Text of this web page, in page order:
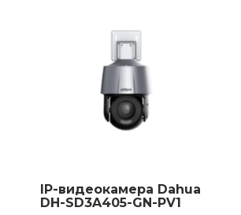
IP-видеокамера Dahua
DH-SD3A405-GN-PV1